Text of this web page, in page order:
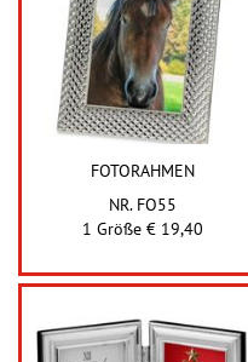
FOTORAHMEN
NR. FO55
1 Größe € 19,40